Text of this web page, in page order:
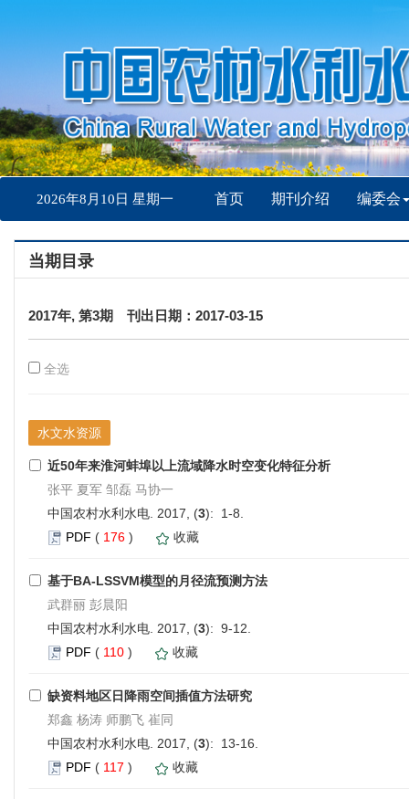
2026年8月10日 星期一 首页 期刊介绍 编委会
当期目录
2017年, 第3期 刊出日期：2017-03-15
全选
水文水资源
近50年来淮河蚌埠以上流域降水时空变化特征分析
张平 夏军 邹磊 马协一
中国农村水利水电. 2017, (3): 1-8.
PDF ( 176 ) 收藏
基于BA-LSSVM模型的月径流预测方法
武群丽 彭晨阳
中国农村水利水电. 2017, (3): 9-12.
PDF ( 110 ) 收藏
缺资料地区日降雨空间插值方法研究
郑鑫 杨涛 师鹏飞 崔同
中国农村水利水电. 2017, (3): 13-16.
PDF ( 117 ) 收藏